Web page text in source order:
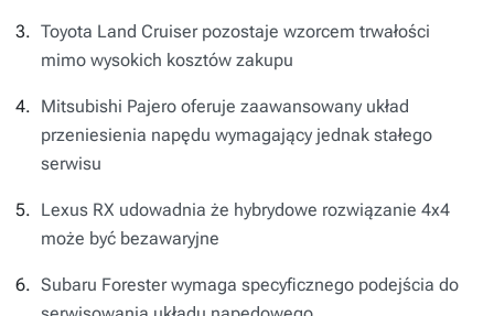
Toyota Land Cruiser pozostaje wzorcem trwałości
mimo wysokich kosztów zakupu
Mitsubishi Pajero oferuje zaawansowany układ
przeniesienia napędu wymagający jednak stałego
serwisu
Lexus RX udowadnia że hybrydowe rozwiązanie 4x4
może być bezawaryjne
Subaru Forester wymaga specyficznego podejścia do